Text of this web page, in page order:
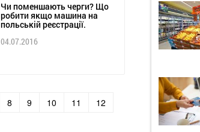
Чи поменшають черги? Що
робити якщо машина на
польській реєстрації.
04.07.2016
8 9 10 11
12